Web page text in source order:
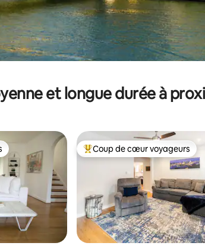
et longue durée à
Coups de cœur voyageurs les
Coup de cœur voyageurs